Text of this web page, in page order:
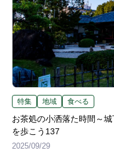
特集 地域 食べる
お茶処の小洒落た時間～
を歩こう137
2025/09/29